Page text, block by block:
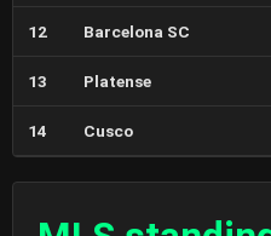
12 Barcelona SC
13 Platense
14 Cusco